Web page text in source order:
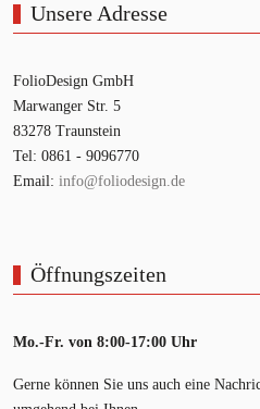
Unsere Adresse
FolioDesign GmbH
Marwanger Str. 5
83278 Traunstein
Tel: 0861 - 9096770
Email: info@foliodesign.de
Öffnungszeiten
Mo.-Fr. von 8:00-17:00 Uhr
Gerne können Sie uns auch eine